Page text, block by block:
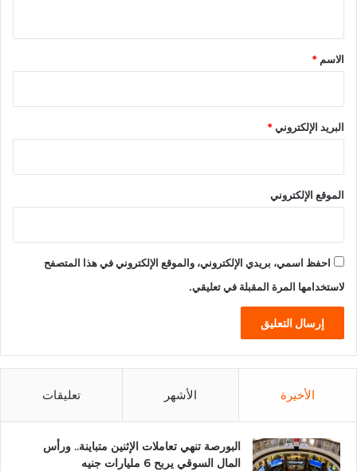
*
الاسم *
البريد الإلكتروني*
الموقع الإلكتروني
احفظ اسمي، بريدي الإلكتروني، والموقع الإلكتروني في هذا المتصفح
لاستخدامها المرة المقبلة في تعليقي.
الأخيرة الأشهر تعليقات
البورصة تنهي تعاملات الإثنين متباينة.. ورأس
المال السوقي يربح 6 مليارات جنيه